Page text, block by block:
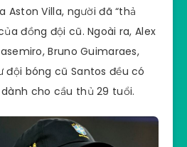
Aston Villa, người đã “thả
đồng đội cũ. Ngoài ra, Alex
Bruno Guimaraes,
đội bóng cũ Santos đều có
cho cầu thủ 29 tuổi.